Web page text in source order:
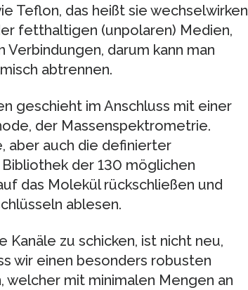
Teflon, das heißt sie wechselwirken
fetthaltigen (unpolaren) Medien,
darum kann man
abtrennen.
geschieht im Anschluss mit einer
der Massenspektrometrie.
aber auch die definierter
der 130 möglichen
das Molekül rückschließen und
ablesen.
zu schicken, ist nicht neu,
wir einen besonders robusten
mit minimalen Mengen an